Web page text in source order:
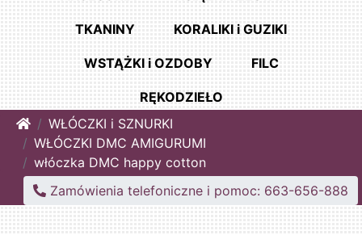
TKANINY KORALIKI i GUZIKI
WSTĄŻKI i OZDOBY FILC
RĘKODZIEŁO
HomeWŁÓCZKI i SZNURKI
WŁÓCZKI DMC AMIGURUMI
włóczka DMC happy cotton
Zamówienia telefoniczne i pomoc: 663-656-888